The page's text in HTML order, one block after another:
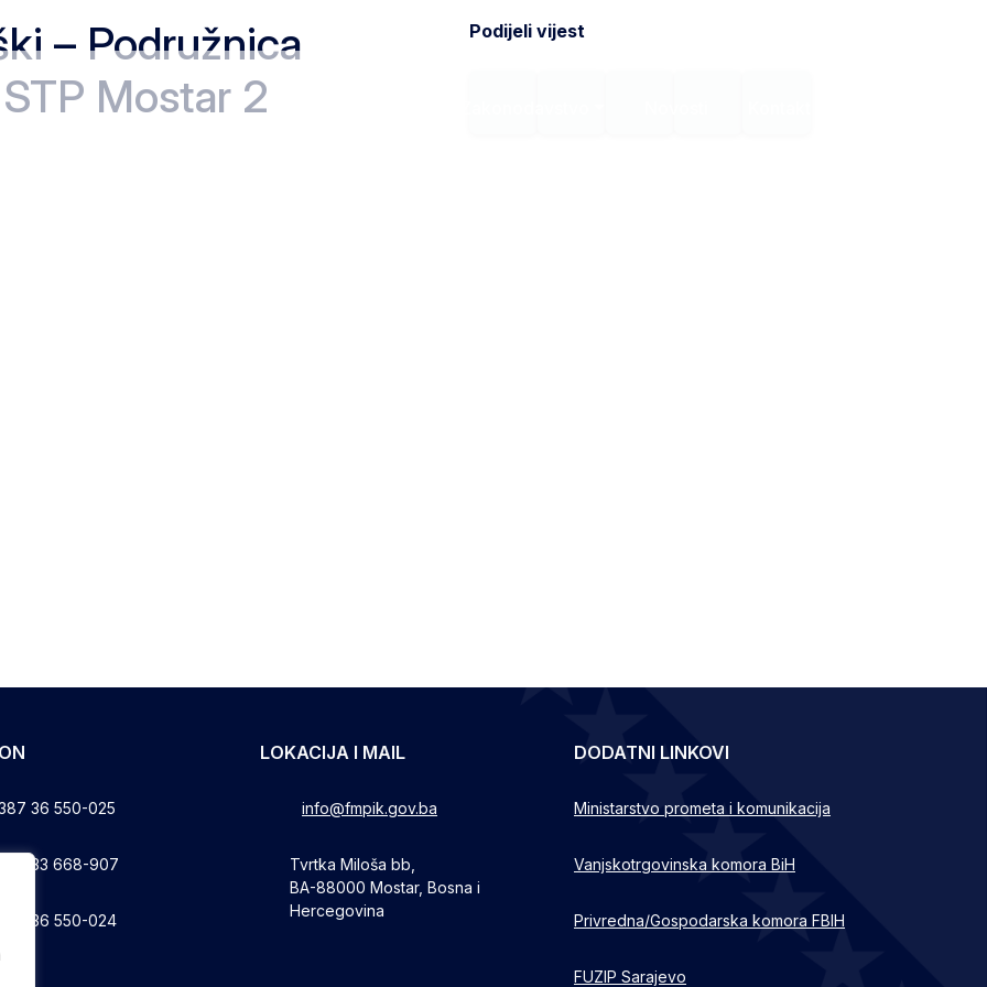
– Podružnica
Mostar 2
Podijeli vijest
36 550-025
33 668-907
36 550-024
LOKACIJA I MAIL
info@fmpik.gov.ba
Tvrtka Miloša bb,
BA-88000 Mostar, Bosna i
Hercegovina
DODATNI LINKOVI
Ministarstvo prometa i komunikacija
Vanjskotrgovinska komora BiH
Privredna/Gospodarska komora FBIH
FUZIP Sarajevo